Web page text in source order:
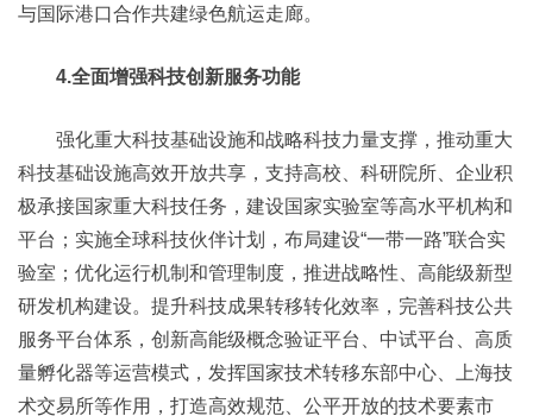
与国际港口合作共建绿色航运走廊。
4.全面增强科技创新服务功能
强化重大科技基础设施和战略科技力量支撑，推动重大
科技基础设施高效开放共享，支持高校、科研院所、企业积
极承接国家重大科技任务，建设国家实验室等高水平机构和
平台；实施全球科技伙伴计划，布局建设“一带一路”联合实
验室；优化运行机制和管理制度，推进战略性、高能级新型
研发机构建设。提升科技成果转移转化效率，完善科技公共
服务平台体系，创新高能级概念验证平台、中试平台、高质
量孵化器等运营模式，发挥国家技术转移东部中心、上海技
术交易所等作用，打造高效规范、公平开放的技术要素市